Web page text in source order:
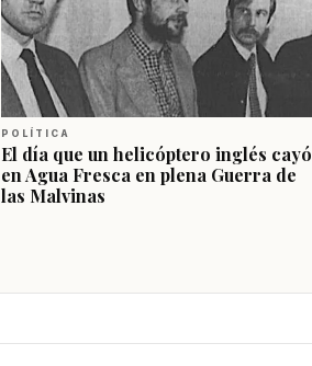
POLÍTICA
El día que un helicóptero inglés cayó
en Agua Fresca en plena Guerra de
las Malvinas